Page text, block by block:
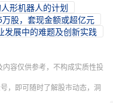
形机器人的计划
股，套现金额或超亿元
发展中的难题及创新实践
容仅供参考，不构成实质性投
，即可随时了解股市动态，洞